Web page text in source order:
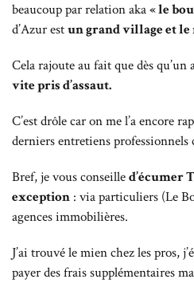
beaucoup par relation aka« le
d’Azur estun grand village et le
Cela rajoute au fait que dès
vite pris d’assaut.
C’est drôle car on me l’a encore
derniers entretiens professionnels
Bref, je vous conseilled’écumer
exception : via particuliers (Le
agences immobilières.
J’ai trouvé le mien chez les pros,
payer des frais supplémentaires